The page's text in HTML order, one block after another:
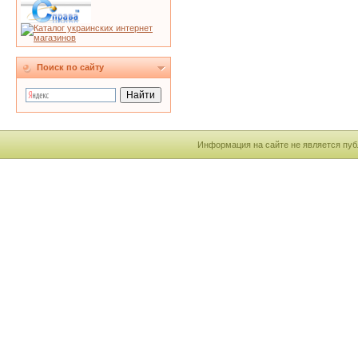
Поиск по сайту
Информация на сайте не является